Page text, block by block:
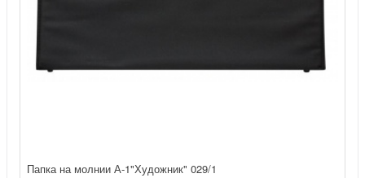
Папка на молнии А-1"Художник" 029/1